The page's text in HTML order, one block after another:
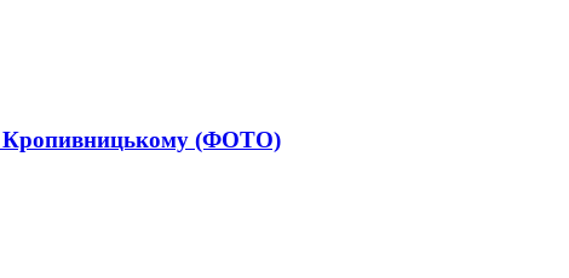
у Кропивницькому (ФОТО)